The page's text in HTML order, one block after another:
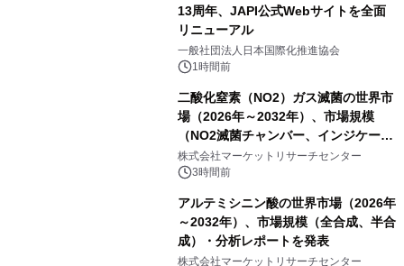
13周年、JAPI公式Webサイトを全面
リニューアル
一般社団法人日本国際化推進協会
1時間前
二酸化窒素（NO2）ガス滅菌の世界市
場（2026年～2032年）、市場規模
（NO2滅菌チャンバー、インジケータ
ーおよびモニタリングシステム、その
他）・分析レポートを発表
株式会社マーケットリサーチセンター
3時間前
アルテミシニン酸の世界市場（2026年
～2032年）、市場規模（全合成、半合
成）・分析レポートを発表
株式会社マーケットリサーチセンター